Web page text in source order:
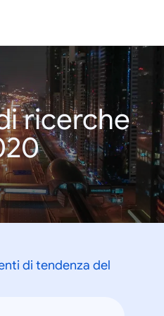
ricerche
di tendenza del